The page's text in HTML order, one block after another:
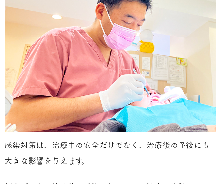
感染対策は、治療中の安全だけでなく、治療後の予後にも
大きな影響を与えます。